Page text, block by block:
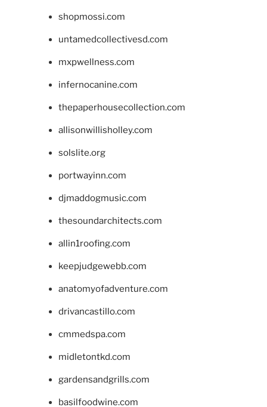
shopmossi.com
untamedcollectivesd.com
mxpwellness.com
infernocanine.com
thepaperhousecollection.com
allisonwillisholley.com
solslite.org
portwayinn.com
djmaddogmusic.com
thesoundarchitects.com
allin1roofing.com
keepjudgewebb.com
anatomyofadventure.com
drivancastillo.com
cmmedspa.com
midletontkd.com
gardensandgrills.com
basilfoodwine.com